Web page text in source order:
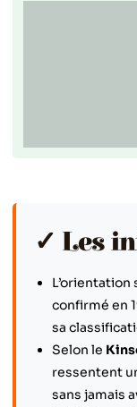
✓ Les
L’orientation
confirmé en
sa
Selon le
ressentent
sans jamais